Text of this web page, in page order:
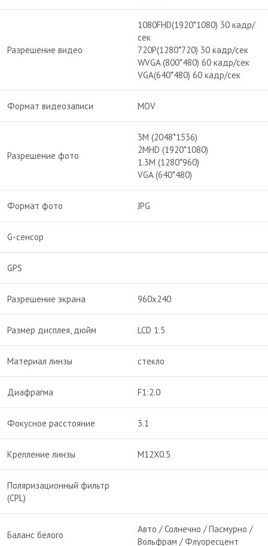
Разрешение видео
1080FHD(1920*1080) 30 кадр/
сек
720P(1280*720) 30 кадр/сек
WVGA (800*480) 60 кадр/сек
VGA(640*480) 60 кадр/сек
Формат видеозаписи MOV
Разрешение фото
3M (2048*1536)
2MHD (1920*1080)
1.3M (1280*960)
VGA (640*480)
Формат фото JPG
G-сенсор
GPS
Разрешение экрана 960х240
Размер дисплея, дюйм LCD 1.5
Материал линзы стекло
Диафрагма F1:2.0
Фокусное расстояние 3.1
Крепление линзы M12X0.5
Поляризационный фильтр
(CPL)
Баланс белого
Авто / Солнечно / Пасмурно /
Вольфрам / Флуоресцент